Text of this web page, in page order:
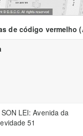
de código vermelho
SON LEI: Avenida da
51